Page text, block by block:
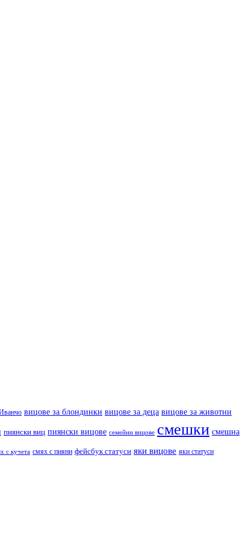
вицове за блондинки вицове за деца вицове за животни
пиянски виц пиянски вицове семейни вицове смешки смешна
с кучета смях с пияни фейсбук статуси яки вицове яки статуси